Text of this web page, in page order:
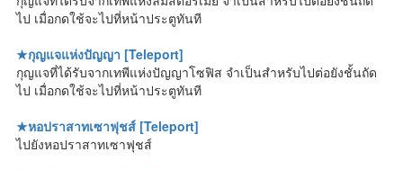
ไป เมื่อกดใช้จะไปที่หน้าประตูทันที
★กุญแจแห่งปัญญา [Teleport]
กุญแจที่ได้รับจากเทพีแห่งปัญญาโซฟิส จำเป็นสำหรับไปต่อยังชั้นถัด
ไป เมื่อกดใช้จะไปที่หน้าประตูทันที
★หอปราสาทเซาฟุชส์ [Teleport]
ไปยังหอปราสาทเซาฟุชส์